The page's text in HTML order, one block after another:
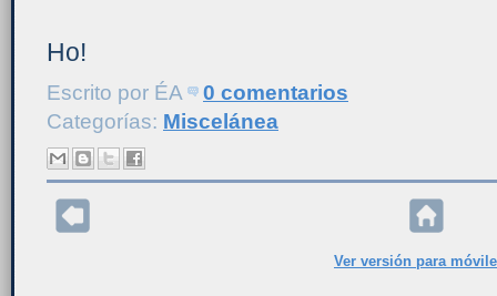
Ho!
Escrito por ÉA
0 comentarios
Categorías: Miscelánea
Ver versión para